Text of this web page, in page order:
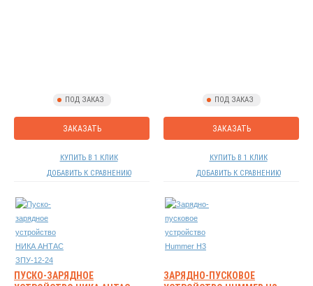
ПОД ЗАКАЗ
ЗАКАЗАТЬ
КУПИТЬ В 1 КЛИК
ДОБАВИТЬ К СРАВНЕНИЮ
ПОД ЗАКАЗ
ЗАКАЗАТЬ
КУПИТЬ В 1 КЛИК
ДОБАВИТЬ К СРАВНЕНИЮ
ПУСКО-ЗАРЯДНОЕ
ЗАРЯДНО-ПУСКОВОЕ